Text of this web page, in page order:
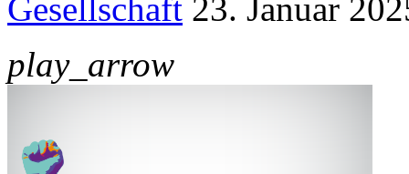
Gesellschaft 23. Januar
play_arrow